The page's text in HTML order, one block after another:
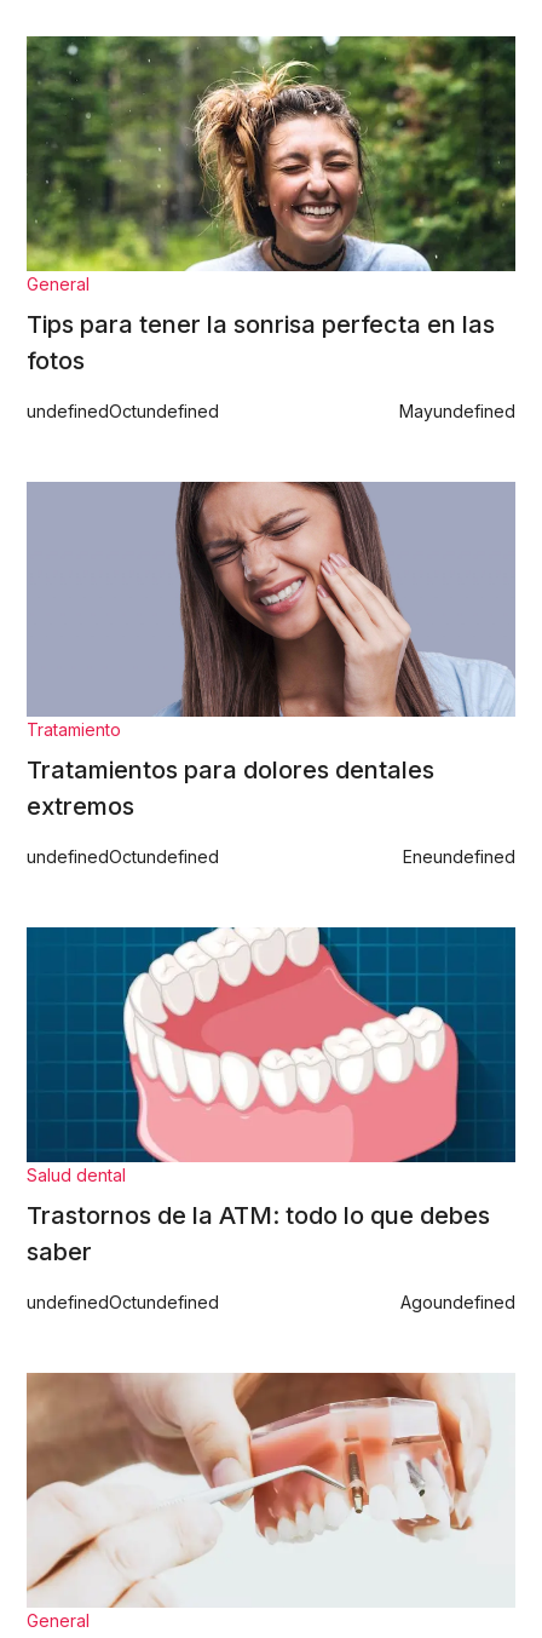
General
Tips para tener la sonrisa perfecta en las
fotos
undefinedOctundefined Mayundefined
Tratamiento
Tratamientos para dolores dentales
extremos
undefinedOctundefined Eneundefined
Salud dental
Trastornos de la ATM: todo lo que debes
saber
undefinedOctundefined Agoundefined
General